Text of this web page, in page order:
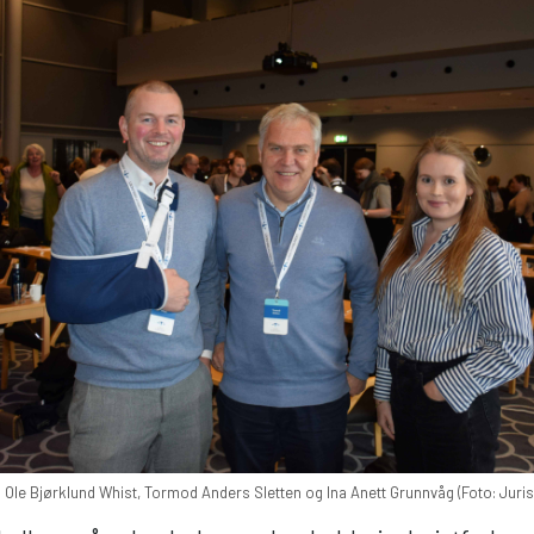
Ole Bjørklund Whist, Tormod Anders Sletten og Ina Anett Grunnvåg (Foto: